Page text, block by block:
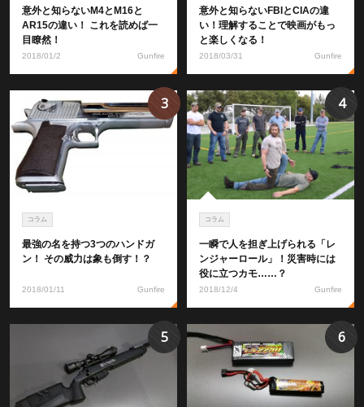
意外と知らないM4とM16と
AR15の違い！ これを読めば一
目瞭然！
2018/01/2 Gunfire
意外と知らないFBIとCIAの違
い！理解することで映画がもっ
と楽しくなる！
2018/03/31 Gunfire
コラム
最強の名を持つ3つのハンドガ
ン！ その威力は象も倒す！？
2018/01/11 Gunfire
3
コラム
一瞬で人を担ぎ上げられる「レ
ンジャーロール」！災害時には
役に立つカモ……？
2018/12/4 Gunfire
4
5 6